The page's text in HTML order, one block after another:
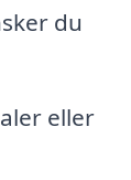
du
eller